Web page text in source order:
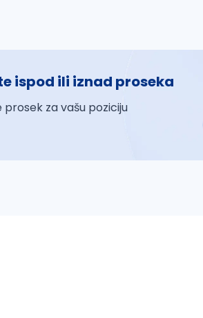
ispod ili iznad proseka
za vašu poziciju